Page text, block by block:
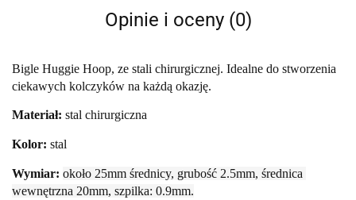
Opinie i oceny (0)
Bigle Huggie Hoop, ze stali chirurgicznej. Idealne do stworzenia
ciekawych kolczyków na każdą okazję.
Materiał: stal chirurgiczna
Kolor: stal
Wymiar: około 25mm średnicy, grubość 2.5mm, średnica
wewnętrzna 20mm, szpilka: 0.9mm.